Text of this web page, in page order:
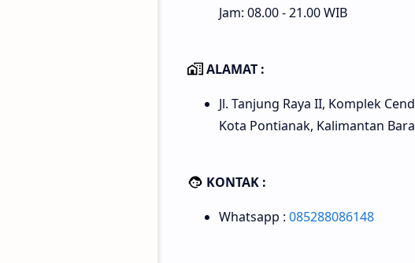
Jam: 08.00 - 21.00 WIB
ALAMAT :
Jl. Tanjung Raya II, Komplek
Kota Pontianak, Kalimantan
KONTAK :
Whatsapp : 085288086148